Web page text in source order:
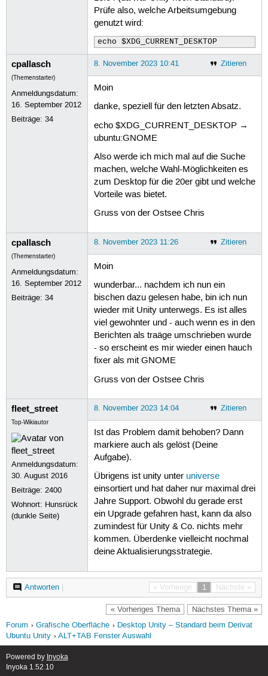
Prüfe also, welche Arbeitsumgebung
genutzt wird:
echo $XDG_CURRENT_DESKTOP
cpallasch
(Themenstarter)
Anmeldungsdatum:
16. September 2012
Beiträge:34
Zitieren
8. November 2023 10:41
Moin
danke, speziell für den letzten Absatz.
echo $XDG_CURRENT_DESKTOP →
ubuntu:GNOME
Also werde ich mich mal auf die Suche
machen, welche Wahl-Möglichkeiten es
zum Desktop für die 20er gibt und welche
Vorteile was bietet.
Gruss von der Ostsee Chris
cpallasch
(Themenstarter)
Anmeldungsdatum:
16. September 2012
Beiträge:34
Zitieren
8. November 2023 11:26
Moin
wunderbar... nachdem ich nun ein
bischen dazu gelesen habe, bin ich nun
wieder mit Unity unterwegs. Es ist alles
viel gewohnter und - auch wenn es in den
Berichten als traäge umschrieben wurde
- so erscheint es mir wieder einen hauch
fixer als mit GNOME
Gruss von der Ostsee Chris
fleet_street
Top-Wikiautor
Anmeldungsdatum:
30. August 2016
Beiträge:2400
Wohnort: Hunsrück
(dunkle Seite)
Zitieren
8. November 2023 14:04
Ist das Problem damit behoben? Dann
markiere auch als gelöst (Deine
Aufgabe).
Übrigens ist unity unter universe
einsortiert und hat daher nur maximal drei
Jahre Support. Obwohl du gerade erst
ein Upgrade gefahren hast, kann da also
zumindest für Unity & Co. nichts mehr
kommen. Überdenke vielleicht nochmal
deine Aktualisierungsstrategie.
« Vorherige 1 Nächste »
Antworten|
« Vorheriges Thema Nächstes Thema »
Forum Grafische Oberfläche
Desktop Unity – Standard beim Derivat
Ubuntu Unity
ALT+TAB Fenster Auswahl
Powered by Inyoka
Inyoka 1.52.10